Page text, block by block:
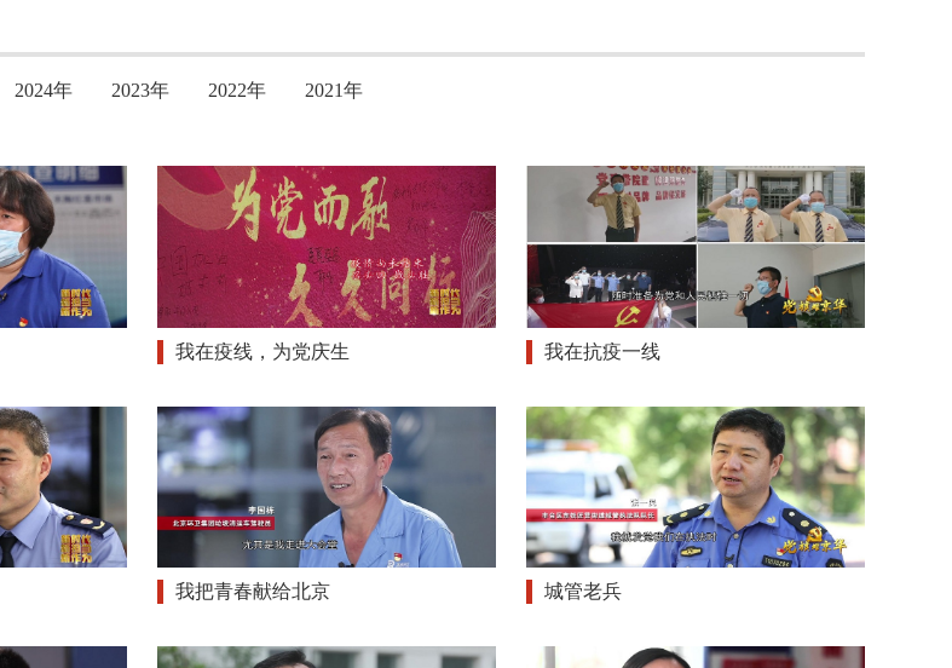
2024年 2023年 2022年 2021年
我在疫线，为党庆生 我在抗疫一线
我把青春献给北京 城管老兵